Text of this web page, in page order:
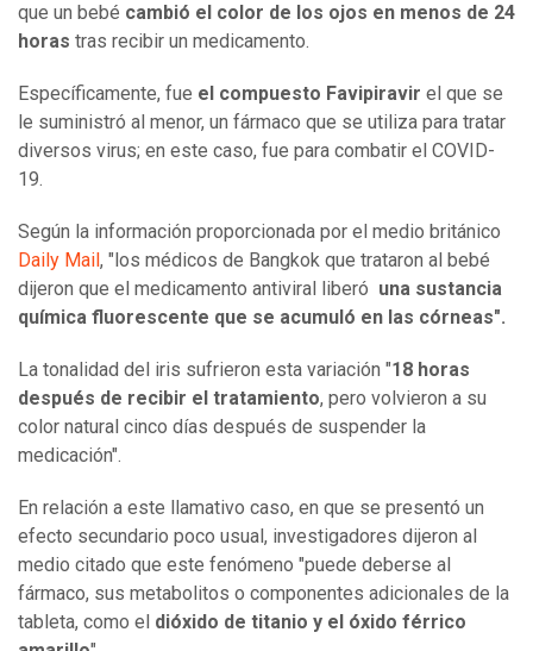
que un bebé cambió el color de los ojos en menos de 24
horas tras recibir un medicamento.
Específicamente, fue el compuesto Favipiravir el que se
le suministró al menor, un fármaco que se utiliza para tratar
diversos virus; en este caso, fue para combatir el COVID-
19.
Según la información proporcionada por el medio británico
Daily Mail , "los médicos de Bangkok que trataron al bebé
dijeron que el medicamento antiviral liberó una sustancia
química fluorescente que se acumuló en las córneas".
La tonalidad del iris sufrieron esta variación "18 horas
después de recibir el tratamiento, pero volvieron a su
color natural cinco días después de suspender la
medicación".
En relación a este llamativo caso, en que se presentó un
efecto secundario poco usual, investigadores dijeron al
medio citado que este fenómeno "puede deberse al
fármaco, sus metabolitos o componentes adicionales de la
tableta, como el dióxido de titanio y el óxido férrico